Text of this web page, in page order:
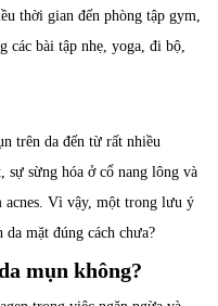
thời gian đến phòng tập gym,
các bài tập nhẹ, yoga, đi bộ,
trên da đến từ rất nhiều
sự sừng hóa ở cổ nang lông và
acnes. Vì vậy, một trong lưu ý
mặt đúng cách chưa?
mụn không?